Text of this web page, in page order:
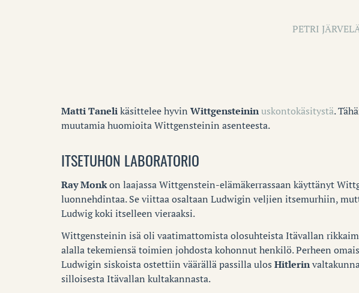
PETRI
Matti Tanelikäsittelee hyvin Wittgensteininuskontokäsitystä.
muutamia huomioita Wittgensteinin asenteesta.
ITSETUHON LABORATORIO
Ray Monkon laajassa Wittgenstein-elämäkerrassaan käyttänyt
luonnehdintaa. Se viittaa osaltaan Ludwigin veljien itsemurhiin,
Ludwig koki itselleen vieraaksi.
Wittgensteinin isä oli vaatimattomista olosuhteista Itävallan
alalla tekemiensä toimien johdosta kohonnut henkilö. Perheen
Ludwigin siskoista ostettiin väärällä passilla ulos Hitlerin
silloisesta Itävallan kultakannasta.